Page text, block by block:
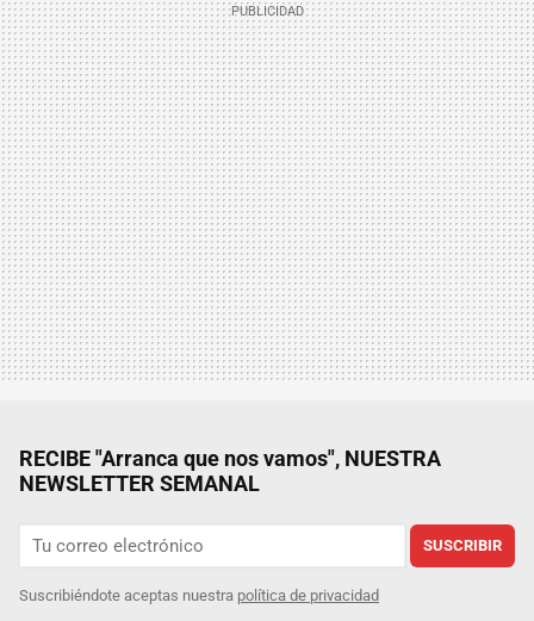
RECIBE "Arranca que nos vamos", NUESTRA
NEWSLETTER SEMANAL
SUSCRIBIR
Suscribiéndote aceptas nuestra política de privacidad